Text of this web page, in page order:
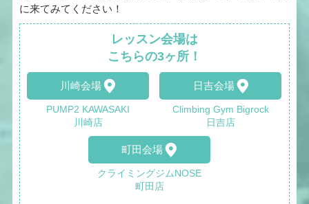
に来てみてください！
レッスン会場は
こちらの3ヶ所！
川崎会場
PUMP2 KAWASAKI
川崎店
日吉会場
Climbing Gym Bigrock
日吉店
町田会場
クライミングジムNOSE
町田店